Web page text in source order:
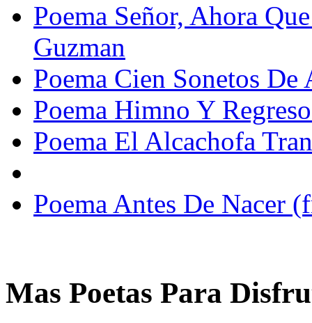
Poema Señor, Ahora
Guzman
Poema Cien Sonetos
Poema Himno Y
Poema El Alcachofa
Poema Antes De Nacer
Mas Poetas Para